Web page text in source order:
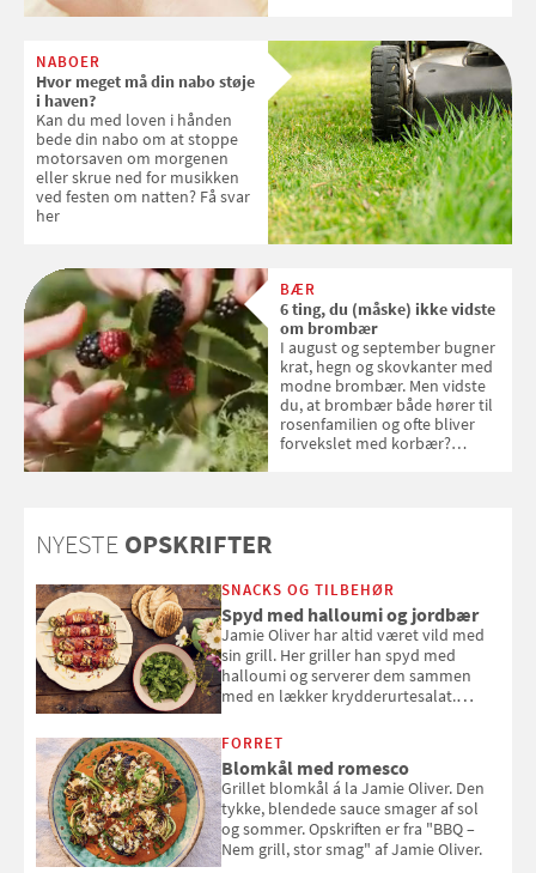
med SPF kan erstatte
solcreme, når man bevæger
sig ud i solen
NABOER
Hvor meget må din nabo støje
i haven?
Kan du med loven i hånden
bede din nabo om at stoppe
motorsaven om morgenen
eller skrue ned for musikken
ved festen om natten? Få svar
her
BÆR
6 ting, du (måske) ikke vidste
om brombær
I august og september bugner
krat, hegn og skovkanter med
modne brombær. Men vidste
du, at brombær både hører til
rosenfamilien og ofte bliver
forvekslet med korbær?
NYESTE OPSKRIFTER
SNACKS OG TILBEHØR
Spyd med halloumi og jordbær
Jamie Oliver har altid været vild med
sin grill. Her griller han spyd med
halloumi og serverer dem sammen
med en lækker krydderurtesalat.
smag" af Jamie Oliver.
FORRET
Blomkål med romesco
Grillet blomkål á la Jamie Oliver. Den
tykke, blendede sauce smager af sol
og sommer. Opskriften er fra "BBQ –
Nem grill, stor smag" af Jamie Oliver.